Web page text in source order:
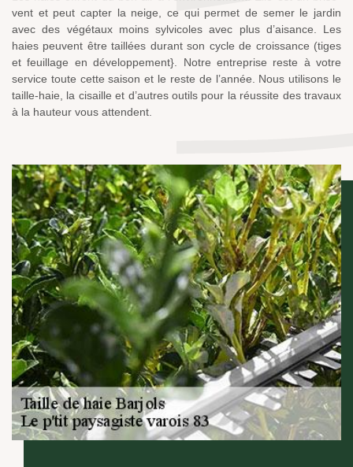
vent et peut capter la neige, ce qui permet de semer le jardin
avec des végétaux moins sylvicoles avec plus d’aisance. Les
haies peuvent être taillées durant son cycle de croissance (tiges
et feuillage en développement}. Notre entreprise reste à votre
service toute cette saison et le reste de l’année. Nous utilisons le
taille-haie, la cisaille et d’autres outils pour la réussite des travaux
à la hauteur vous attendent.